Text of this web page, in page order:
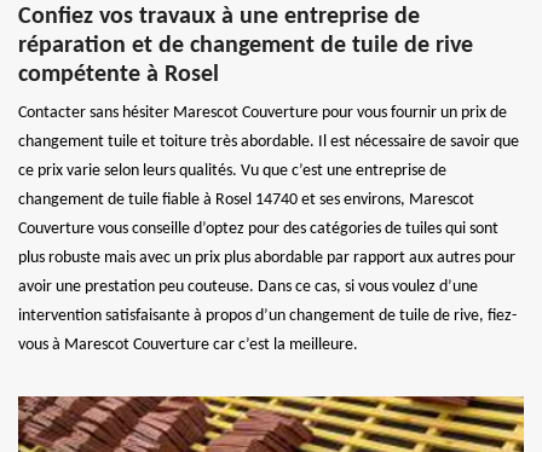
Confiez vos travaux à une entreprise de
réparation et de changement de tuile de rive
compétente à Rosel
Contacter sans hésiter Marescot Couverture pour vous fournir un prix de
changement tuile et toiture très abordable. Il est nécessaire de savoir que
ce prix varie selon leurs qualités. Vu que c’est une entreprise de
changement de tuile fiable à Rosel 14740 et ses environs, Marescot
Couverture vous conseille d’optez pour des catégories de tuiles qui sont
plus robuste mais avec un prix plus abordable par rapport aux autres pour
avoir une prestation peu couteuse. Dans ce cas, si vous voulez d’une
intervention satisfaisante à propos d’un changement de tuile de rive, fiez-
vous à Marescot Couverture car c’est la meilleure.